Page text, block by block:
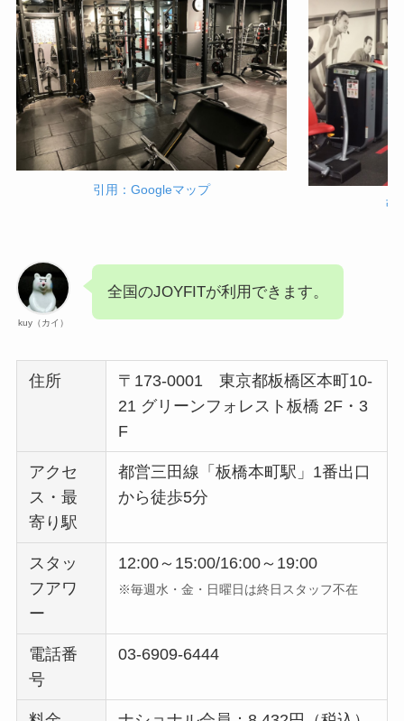
引用：Googleマップ
引
kuy（カイ）
全国のJOYFITが利用できます。
住所
〒173-0001 東京都板橋区本町10-
21 グリーンフォレスト板橋 2F・3
F
アクセ
ス・最
寄り駅
都営三田線「板橋本町駅」1番出口
から徒歩5分
スタッ
フアワ
ー
12:00～15:00/16:00～19:00
※毎週水・金・日曜日は終日スタッフ不在
電話番
号
03-6909-6444